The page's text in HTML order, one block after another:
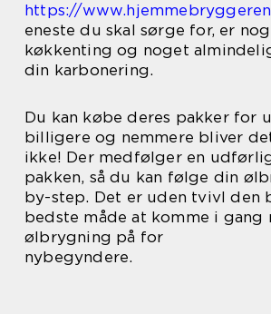
https://
eneste du skal sørge for, er
køkkenting og noget
din karbonering.
Du kan købe deres pakker for
billigere og nemmere bliver
ikke! Der medfølger en
pakken, så du kan følge din
by-step. Det er uden tvivl den
bedste måde at komme i gang
ølbrygning på for
nybegyndere.